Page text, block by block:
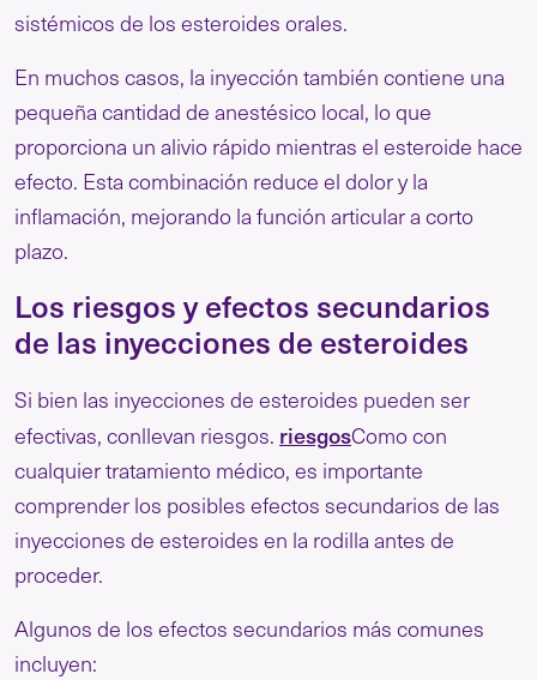
sistémicos de los esteroides orales.
En muchos casos, la inyección también contiene una
pequeña cantidad de anestésico local, lo que
proporciona un alivio rápido mientras el esteroide hace
efecto. Esta combinación reduce el dolor y la
inflamación, mejorando la función articular a corto
plazo.
Los riesgos y efectos secundarios
de las inyecciones de esteroides
Si bien las inyecciones de esteroides pueden ser
efectivas, conllevan riesgos. riesgosComo con
cualquier tratamiento médico, es importante
comprender los posibles efectos secundarios de las
inyecciones de esteroides en la rodilla antes de
proceder.
Algunos de los efectos secundarios más comunes
incluyen: